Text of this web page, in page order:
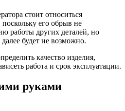
стоит относиться
поскольку его обрыв не
работы других деталей, но
будет не возможно.
качество изделия,
работа и срок эксплуатации.
руками